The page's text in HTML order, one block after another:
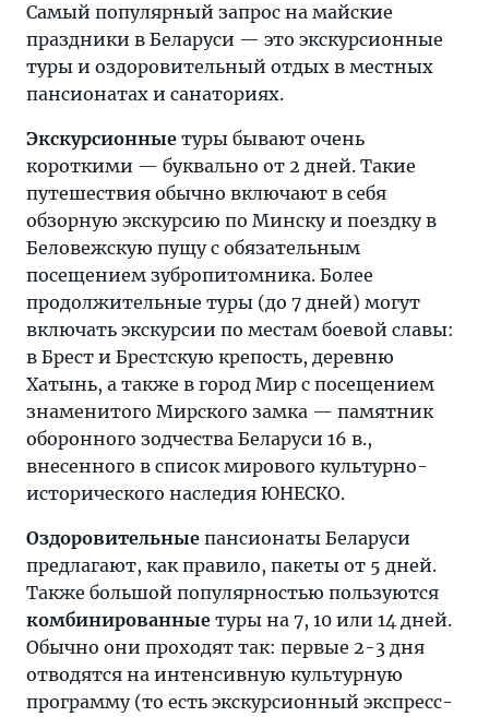
Самый популярный запрос на майские
праздники в Беларуси — это экскурсионные
туры и оздоровительный отдых в местных
пансионатах и санаториях.
Экскурсионные туры бывают очень
короткими — буквально от 2 дней. Такие
путешествия обычно включают в себя
обзорную экскурсию по Минску и поездку в
Беловежскую пущу с обязательным
посещением зубропитомника. Более
продолжительные туры (до 7 дней) могут
включать экскурсии по местам боевой славы:
в Брест и Брестскую крепость, деревню
Хатынь, а также в город Мир с посещением
знаменитого Мирского замка — памятник
оборонного зодчества Беларуси 16 в.,
внесенного в список мирового культурно-
исторического наследия ЮНЕСКО.
Оздоровительные пансионаты Беларуси
предлагают, как правило, пакеты от 5 дней.
Также большой популярностью пользуются
комбинированные туры на 7, 10 или 14 дней.
Обычно они проходят так: первые 2-3 дня
отводятся на интенсивную культурную
программу (то есть экскурсионный экспресс-